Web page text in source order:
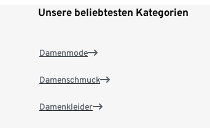
Unsere beliebtesten Kategorien
Damenmode
Damenschmuck
Damenkleider